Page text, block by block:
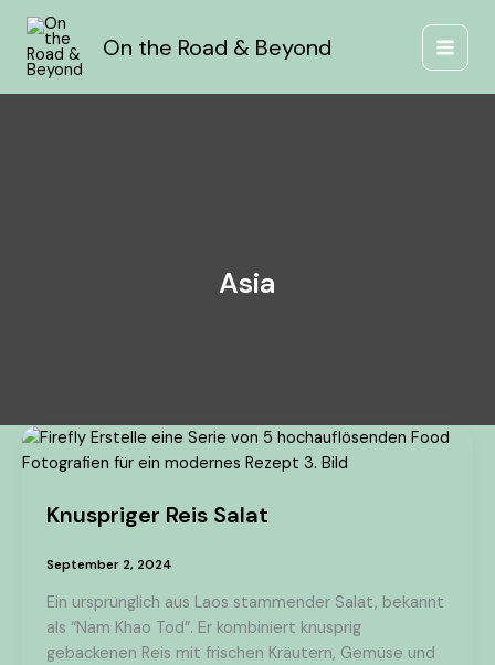
Zum
Inhalt
springen
On the Road & Beyond
Asia
Knuspriger Reis Salat
September 2, 2024
Ein ursprünglich aus Laos stammender Salat, bekannt
als “Nam Khao Tod”. Er kombiniert knusprig
gebackenen Reis mit frischen Kräutern, Gemüse und
Knuspriger
Reis